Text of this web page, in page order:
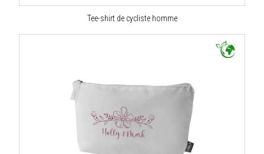
Tee-shirt de cycliste homme